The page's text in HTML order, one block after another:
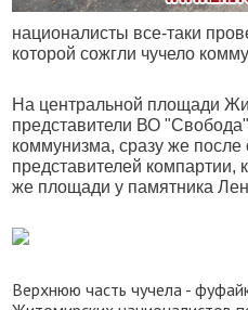
националисты все-таки
которой сожгли чучело
На центральной площади
представители ВО
коммунизма, сразу же после
представителей компартии,
же площади у памятника
Верхнюю часть чучела -